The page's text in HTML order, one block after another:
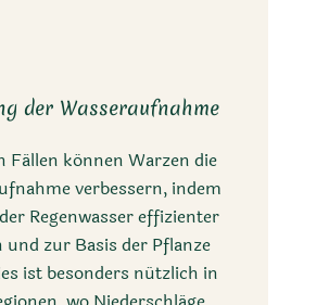
der Wasseraufnahme
Fällen können Warzen die
verbessern, indem
Regenwasser effizienter
und zur Basis der Pflanze
ist besonders nützlich in